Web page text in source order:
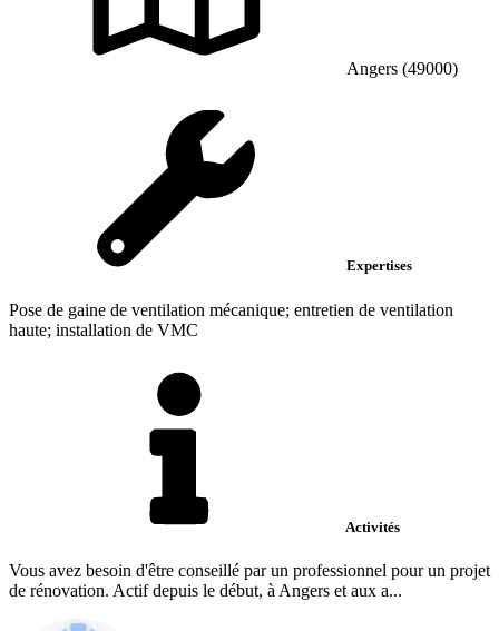
Angers (49000)
Expertises
Pose de gaine de ventilation mécanique; entretien de ventilation
haute; installation de VMC
Activités
Vous avez besoin d'être conseillé par un professionnel pour un projet
de rénovation. Actif depuis le début, à Angers et aux a...